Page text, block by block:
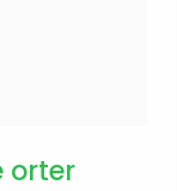
orter